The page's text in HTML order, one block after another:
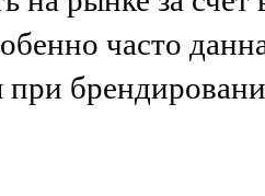
часто
при